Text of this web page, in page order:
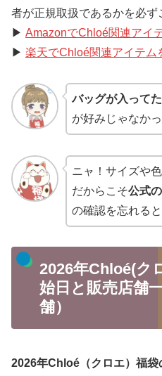
者が正規取扱であるかを必ず
▶ AmazonでChloé関連アイ
▶ 楽天でChloé関連アイテム
バッグが入ってた
が好みじゃなか
ニャ！サイズや
だからこそ公式
の確認を忘れる
2026年Chloé(ク
始日と販売店舗
舗）
2026年Chloé（クロエ）福袋